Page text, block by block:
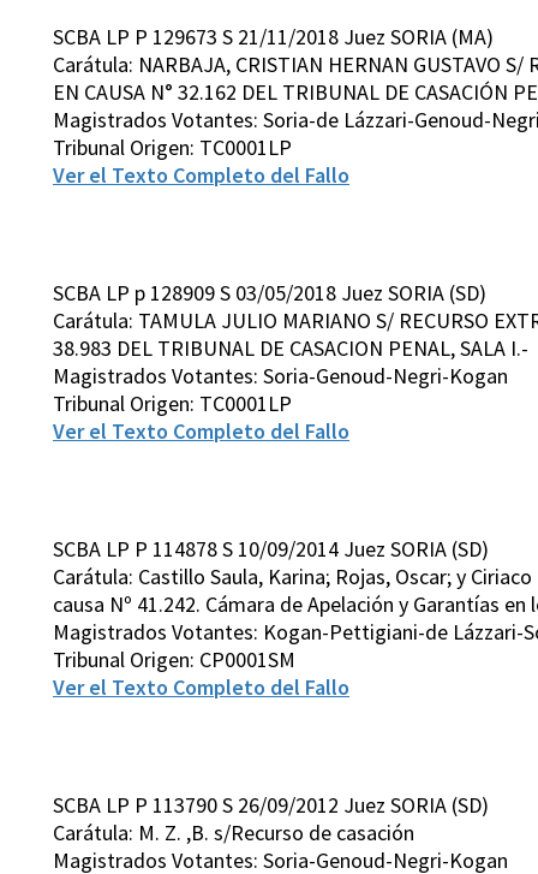
SCBA LP P 129673 S 21/11/2018 Juez SORIA (MA)
Carátula: NARBAJA, CRISTIAN HERNAN GUSTAVO S/
EN CAUSA N° 32.162 DEL TRIBUNAL DE CASACIÓN
Magistrados Votantes: Soria-de Lázzari-Genoud-
Tribunal Origen: TC0001LP
Ver el Texto Completo del Fallo
SCBA LP p 128909 S 03/05/2018 Juez SORIA (SD)
Carátula: TAMULA JULIO MARIANO S/ RECURSO
38.983 DEL TRIBUNAL DE CASACION PENAL, SALA I.-
Magistrados Votantes: Soria-Genoud-Negri-Kogan
Tribunal Origen: TC0001LP
Ver el Texto Completo del Fallo
SCBA LP P 114878 S 10/09/2014 Juez SORIA (SD)
Carátula: Castillo Saula, Karina; Rojas, Oscar; y
causa Nº 41.242. Cámara de Apelación y Garantías
Magistrados Votantes: Kogan-Pettigiani-de Lázzari-
Tribunal Origen: CP0001SM
Ver el Texto Completo del Fallo
SCBA LP P 113790 S 26/09/2012 Juez SORIA (SD)
Carátula: M. Z. ,B. s/Recurso de casación
Magistrados Votantes: Soria-Genoud-Negri-Kogan